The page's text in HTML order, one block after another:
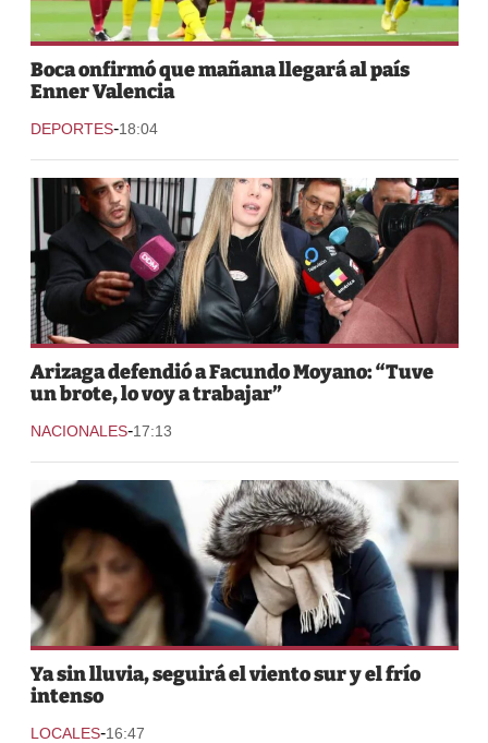
Boca onfirmó que mañana llegará al país
Enner Valencia
DEPORTES-18:04
Arizaga defendió a Facundo Moyano: “Tuve
un brote, lo voy a trabajar”
NACIONALES-17:13
Ya sin lluvia, seguirá el viento sur y el frío
intenso
LOCALES-16:47